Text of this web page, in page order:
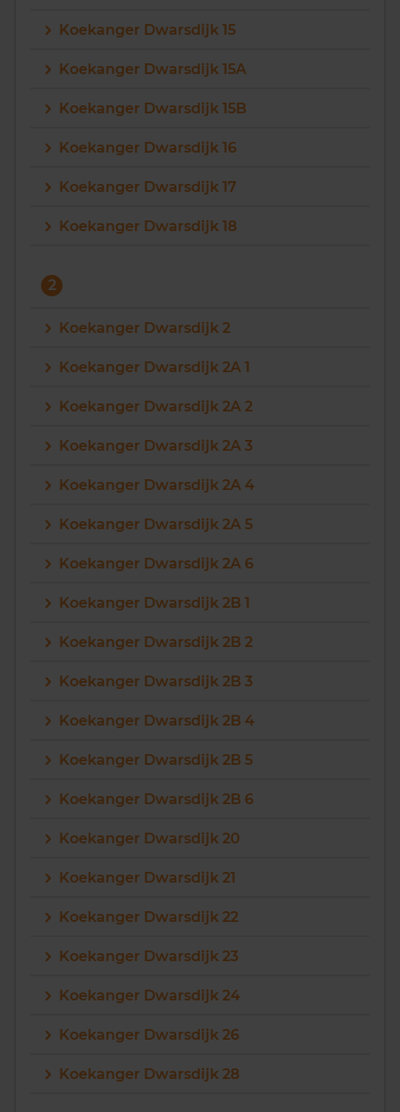
Koekanger Dwarsdijk 15
Koekanger Dwarsdijk 15A
Koekanger Dwarsdijk 15B
Koekanger Dwarsdijk 16
Koekanger Dwarsdijk 17
Koekanger Dwarsdijk 18
2
Koekanger Dwarsdijk 2
Koekanger Dwarsdijk 2A 1
Koekanger Dwarsdijk 2A 2
Koekanger Dwarsdijk 2A 3
Koekanger Dwarsdijk 2A 4
Koekanger Dwarsdijk 2A 5
Koekanger Dwarsdijk 2A 6
Koekanger Dwarsdijk 2B 1
Koekanger Dwarsdijk 2B 2
Koekanger Dwarsdijk 2B 3
Koekanger Dwarsdijk 2B 4
Koekanger Dwarsdijk 2B 5
Koekanger Dwarsdijk 2B 6
Koekanger Dwarsdijk 20
Koekanger Dwarsdijk 21
Koekanger Dwarsdijk 22
Koekanger Dwarsdijk 23
Koekanger Dwarsdijk 24
Koekanger Dwarsdijk 26
Koekanger Dwarsdijk 28